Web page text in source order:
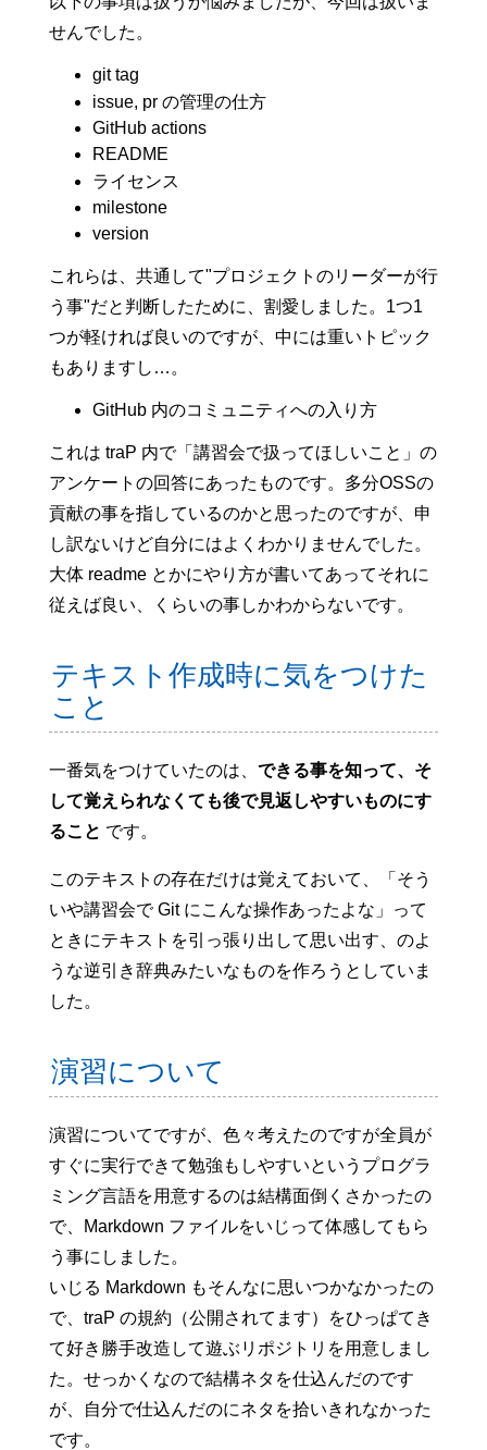
せんでした。
git tag
issue, pr の管理の仕方
GitHub actions
README
ライセンス
milestone
version
これらは、共通して"プロジェクトのリーダーが行
う事"だと判断したために、割愛しました。1つ1
つが軽ければ良いのですが、中には重いトピック
もありますし…。
GitHub 内のコミュニティへの入り方
これは traP 内で「講習会で扱ってほしいこと」の
アンケートの回答にあったものです。多分OSSの
貢献の事を指しているのかと思ったのですが、申
し訳ないけど自分にはよくわかりませんでした。
大体 readme とかにやり方が書いてあってそれに
従えば良い、くらいの事しかわからないです。
テキスト作成時に気をつけた
こと
一番気をつけていたのは、 できる事を知って、そ
して覚えられなくても後で見返しやすいものにす
ること です。
このテキストの存在だけは覚えておいて、「そう
いや講習会で Git にこんな操作あったよな」って
ときにテキストを引っ張り出して思い出す、のよ
うな逆引き辞典みたいなものを作ろうとしていま
した。
演習について
演習についてですが、色々考えたのですが全員が
すぐに実行できて勉強もしやすいというプログラ
ミング言語を用意するのは結構面倒くさかったの
で、Markdown ファイルをいじって体感してもら
う事にしました。
いじる Markdown もそんなに思いつかなかったの
で、traP の規約（公開されてます）をひっぱてき
て好き勝手改造して遊ぶリポジトリを用意しまし
た。せっかくなので結構ネタを仕込んだのです
が、自分で仕込んだのにネタを拾いきれなかった
です。